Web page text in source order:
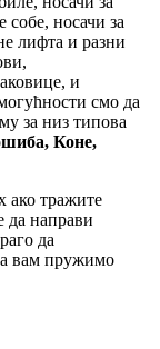
собе, носачи за
лифта и разни
и
смо да
за низ типова
Коне,
ако тражите
да направи
да
вам пружимо